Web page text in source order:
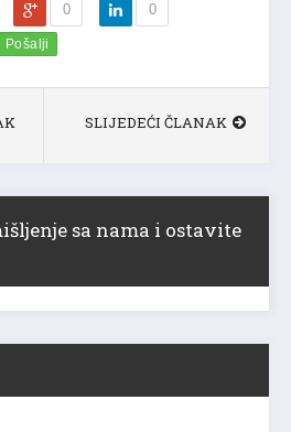
0 0
SLIJEDEĆI ČLANAK
sa nama i ostavite